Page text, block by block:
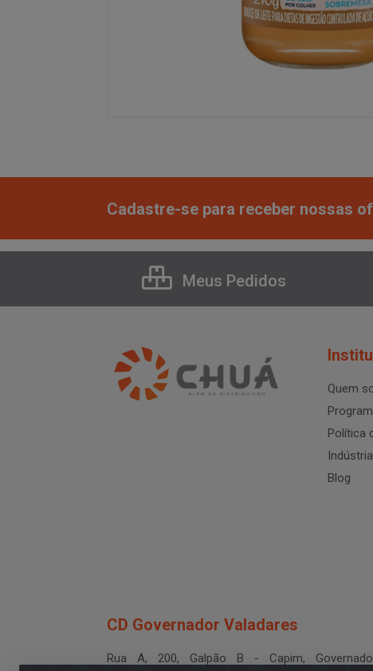
Cadastre-se para receber nossas
Meus Pedidos
Quem
Política
Indústria
Blog
CD Governador Valadares
Rua A, 200, Galpão B - Capim,